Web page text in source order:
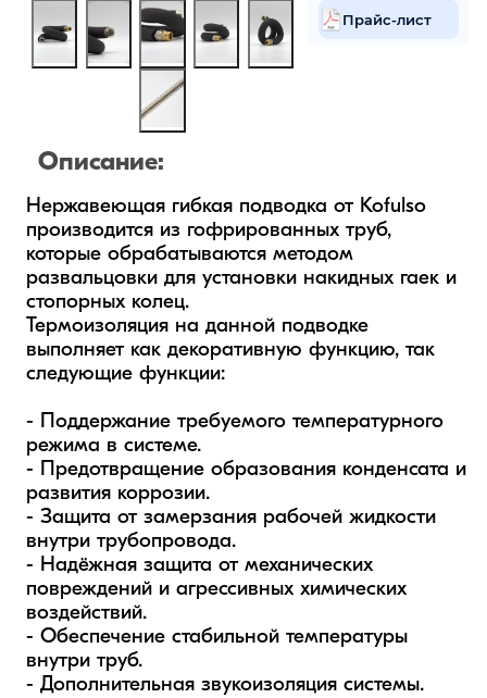
Прайс-лист
Описание:
Нержавеющая гибкая подводка от Kofulso
производится из гофрированных труб,
которые обрабатываются методом
развальцовки для установки накидных гаек и
стопорных колец.
Термоизоляция на данной подводке
выполняет как декоративную функцию, так
следующие функции:
- Поддержание требуемого температурного
режима в системе.
- Предотвращение образования конденсата и
развития коррозии.
- Защита от замерзания рабочей жидкости
внутри трубопровода.
- Надёжная защита от механических
повреждений и агрессивных химических
воздействий.
- Обеспечение стабильной температуры
внутри труб.
- Дополнительная звукоизоляция системы.